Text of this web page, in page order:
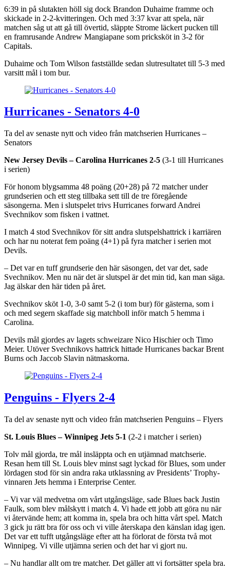
6:39 in på slutakten höll sig dock Brandon Duhaime framme och
skickade in 2-2-kvitteringen. Och med 3:37 kvar att spela, när
matchen såg ut att gå till övertid, släppte Strome läckert pucken till
en framrusande Andrew Mangiapane som pricksköt in 3-2 för
Capitals.
Duhaime och Tom Wilson fastställde sedan slutresultatet till 5-3 med
varsitt mål i tom bur.
Hurricanes - Senators 4-0
Ta del av senaste nytt och video från matchserien Hurricanes –
Senators
New Jersey Devils – Carolina Hurricanes 2-5 (3-1 till Hurricanes
i serien)
För honom blygsamma 48 poäng (20+28) på 72 matcher under
grundserien och ett steg tillbaka sett till de tre föregående
säsongerna. Men i slutspelet trivs Hurricanes forward Andrei
Svechnikov som fisken i vattnet.
I match 4 stod Svechnikov för sitt andra slutspelshattrick i karriären
och har nu noterat fem poäng (4+1) på fyra matcher i serien mot
Devils.
– Det var en tuff grundserie den här säsongen, det var det, sade
Svechnikov. Men nu när det är slutspel är det min tid, kan man säga.
Jag älskar den här tiden på året.
Svechnikov sköt 1-0, 3-0 samt 5-2 (i tom bur) för gästerna, som i
och med segern skaffade sig matchboll inför match 5 hemma i
Carolina.
Devils mål gjordes av lagets schweizare Nico Hischier och Timo
Meier. Utöver Svechnikovs hattrick hittade Hurricanes backar Brent
Burns och Jaccob Slavin nätmaskorna.
Penguins - Flyers 2-4
Ta del av senaste nytt och video från matchserien Penguins – Flyers
St. Louis Blues – Winnipeg Jets 5-1 (2-2 i matcher i serien)
Tolv mål gjorda, tre mål insläppta och en utjämnad matchserie.
Resan hem till St. Louis blev minst sagt lyckad för Blues, som under
lördagen stod för sin andra raka utklassning av Presidents’ Trophy-
vinnaren Jets hemma i Enterprise Center.
– Vi var väl medvetna om vårt utgångsläge, sade Blues back Justin
Faulk, som blev målskytt i match 4. Vi hade ett jobb att göra nu när
vi återvände hem; att komma in, spela bra och hitta vårt spel. Match
3 gick ju rätt bra för oss och vi ville återskapa den känslan idag igen.
Det var ett tufft utgångsläge efter att ha förlorat de första två mot
Winnipeg. Vi ville utjämna serien och det har vi gjort nu.
– Nu handlar allt om tre matcher. Det gäller att vi fortsätter spela bra.